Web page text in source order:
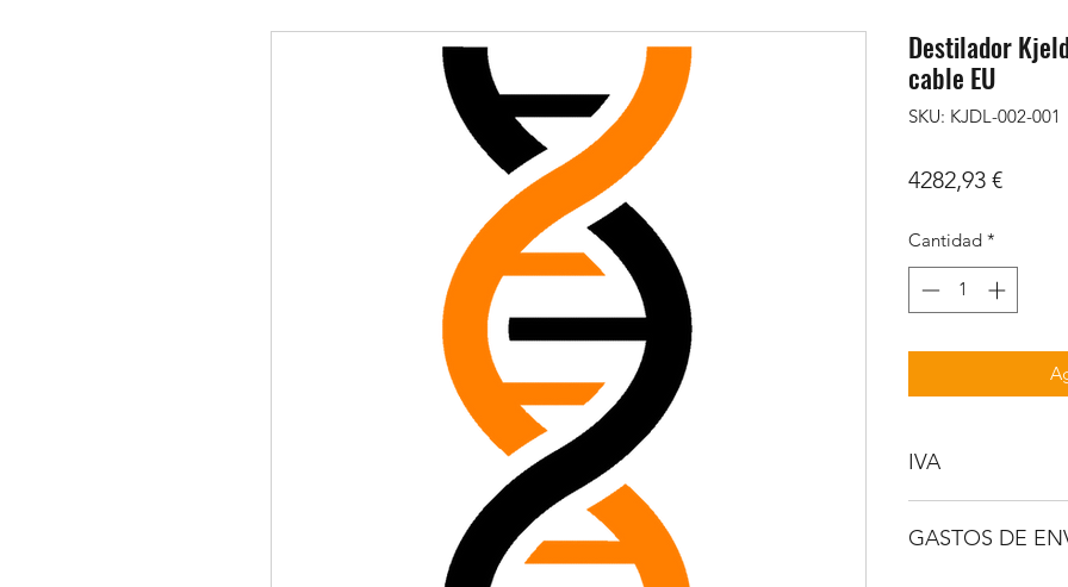
Destilador
cable EU
SKU: KJDL-002-001
4282,93 €Precio
Cantidad *
IVA
GASTOS DE